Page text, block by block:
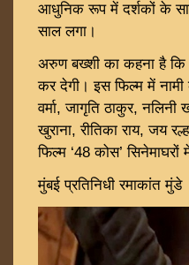
आधुनिक रूप में दर्शकों के
साल लगा।
अरुण बख्शी का कहना है कि
कर देगी। इस फिल्म में
वर्मा, जागृति ठाकुर, नलिनी
खुराना, रीतिका राय, जय
फिल्म ‘48 कोस’ सिनेमाघरों
मुंबई प्रतिनिधी रमाकांत मुंडे